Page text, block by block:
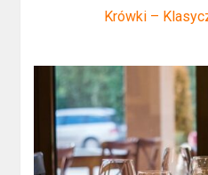
Krówki –